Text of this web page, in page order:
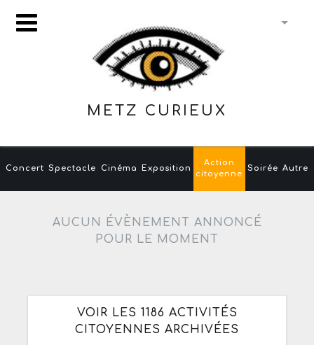
METZ CURIEUX
Concert Spectacle Cinéma Exposition
Action
citoyenne
Soirée Autre
AUCUN ÉVÈNEMENT ANNONCÉ
POUR LE MOMENT
VOIR LES 1186 ACTIVITÉS
CITOYENNES ARCHIVÉES